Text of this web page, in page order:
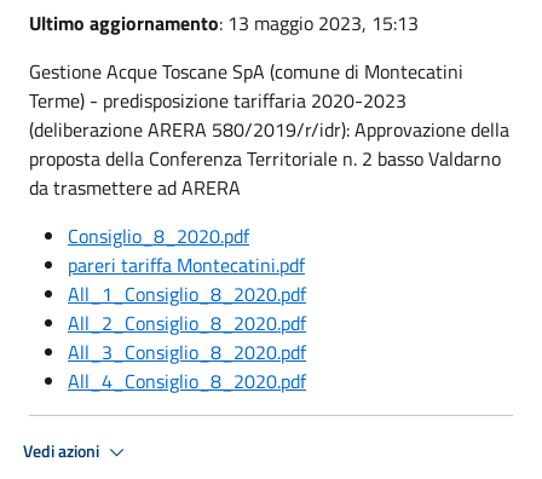
Ultimo aggiornamento: 13 maggio 2023, 15:13
Gestione Acque Toscane SpA (comune di Montecatini
Terme) - predisposizione tariffaria 2020-2023
(deliberazione ARERA 580/2019/r/idr): Approvazione della
proposta della Conferenza Territoriale n. 2 basso Valdarno
da trasmettere ad ARERA
Consiglio_8_2020.pdf
pareri tariffa Montecatini.pdf
All_1_Consiglio_8_2020.pdf
All_2_Consiglio_8_2020.pdf
All_3_Consiglio_8_2020.pdf
All_4_Consiglio_8_2020.pdf
Vedi azioni